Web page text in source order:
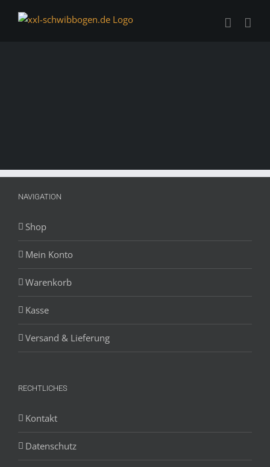
Inhalt
NAVIGATION
Shop
Mein Konto
Warenkorb
Kasse
Versand & Lieferung
RECHTLICHES
Kontakt
Datenschutz